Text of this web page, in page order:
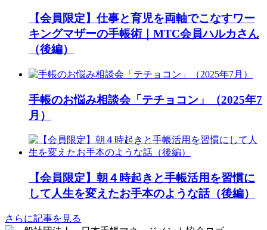
【会員限定】仕事と育児を両軸でこなすワー
キングマザーの手帳術｜MTC会員ハルカさん
（後編）
手帳のお悩み相談会「テチョコン」（2025年7
月）
【会員限定】朝４時起きと手帳活用を習慣に
して人生を変えたお手本のような話（後編）
さらに記事を見る